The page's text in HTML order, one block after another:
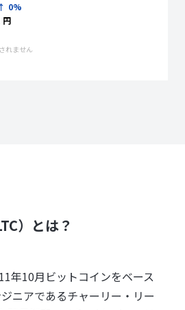
0%
円
れません
）とは？
年10月ビットコインをベース
ニアであるチャーリー・リー